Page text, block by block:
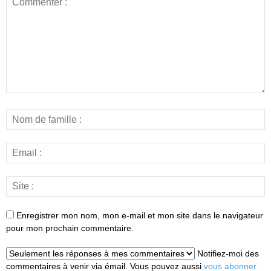
Enregistrer mon nom, mon e-mail et mon site dans le navigateur
pour mon prochain commentaire.
Notifiez-moi des
commentaires à venir via émail. Vous pouvez aussi vous abonner